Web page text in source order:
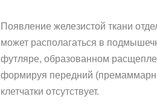
Появление железистой ткани
может располагаться в
футляре, образованном
формируя передний
клетчатки отсутствует.